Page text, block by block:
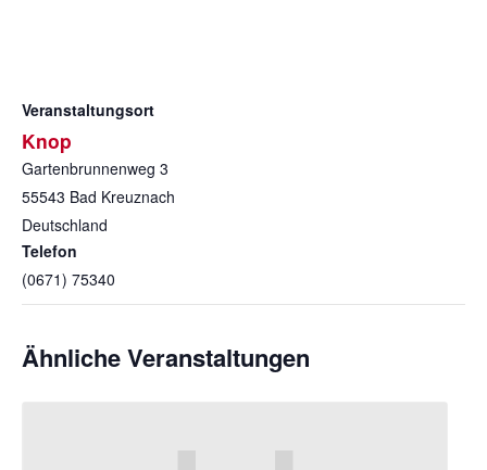
Veranstaltungsort
Knop
Gartenbrunnenweg 3
55543 Bad Kreuznach
Deutschland
Telefon
(0671) 75340
Ähnliche Veranstaltungen